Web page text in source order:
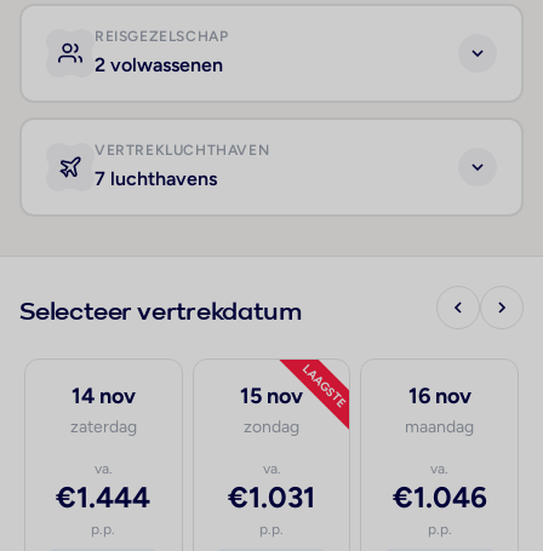
REISGEZELSCHAP
2 volwassenen
VERTREKLUCHTHAVEN
7 luchthavens
Selecteer vertrekdatum
14 nov
zaterdag
va.
€1.444
p.p.
LAAGSTE
15 nov
zondag
va.
€1.031
p.p.
16 nov
maandag
va.
€1.046
p.p.